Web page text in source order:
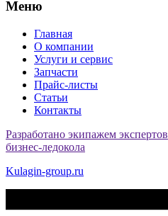
Меню
Главная
О компании
Услуги и сервис
Запчасти
Прайс-листы
Статьи
Контакты
Разработано экипажем экспертов
бизнес-ледокола
Kulagin-group.ru